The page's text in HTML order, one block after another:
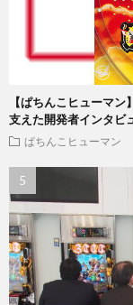
【ぱちんこヒューマ
支えた開発者インタビ
ぱちんこヒューマン